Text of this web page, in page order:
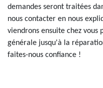
demandes seront traitées
nous contacter en nous
viendrons ensuite chez
générale jusqu'à la
faites-nous confiance !